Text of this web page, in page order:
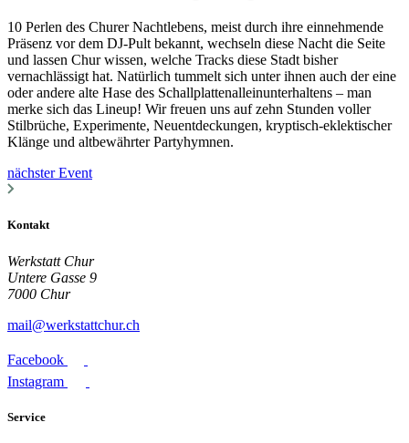
10 Perlen des Churer Nachtlebens, meist durch ihre einnehmende
Präsenz vor dem DJ-Pult bekannt, wechseln diese Nacht die Seite
und lassen Chur wissen, welche Tracks diese Stadt bisher
vernachlässigt hat. Natürlich tummelt sich unter ihnen auch der eine
oder andere alte Hase des Schallplattenalleinunterhaltens – man
merke sich das Lineup! Wir freuen uns auf zehn Stunden voller
Stilbrüche, Experimente, Neuentdeckungen, kryptisch-eklektischer
Klänge und altbewährter Partyhymnen.
nächster Event
Kontakt
Werkstatt Chur
Untere Gasse 9
7000 Chur
mail@werkstattchur.ch
Facebook
Instagram
Service